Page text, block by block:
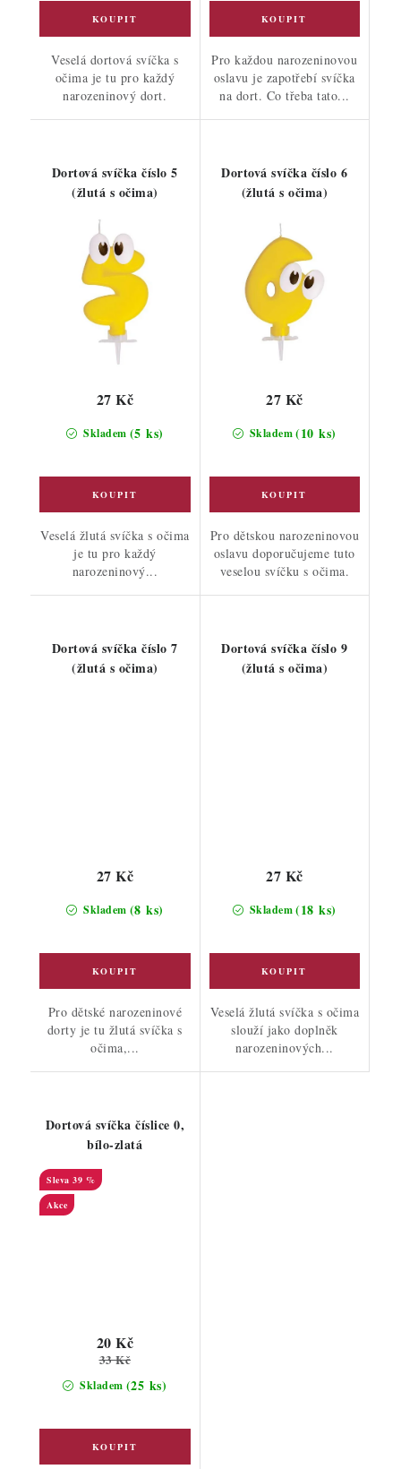
Veselá dortová svíčka s
očima je tu pro každý
narozeninový dort.
Pro každou narozeninovou
oslavu je zapotřebí svíčka
na dort. Co třeba tato...
Dortová svíčka číslo 5
(žlutá s očima)
Skladem (5 ks)
27 Kč
Veselá žlutá svíčka s očima
je tu pro každý
narozeninový...
Dortová svíčka číslo 6
(žlutá s očima)
Skladem(10 ks)
27 Kč
Pro dětskou narozeninovou
oslavu doporučujeme tuto
veselou svíčku s očima.
Dortová svíčka číslo 7
(žlutá s očima)
Skladem (8 ks)
27 Kč
Pro dětské narozeninové
dorty je tu žlutá svíčka s
očima,...
Dortová svíčka číslo 9
(žlutá s očima)
Skladem(18 ks)
27 Kč
Veselá žlutá svíčka s očima
slouží jako doplněk
narozeninových...
Dortová svíčka číslice 0,
bílo-zlatá
39 %
Akce
Skladem (25 ks)
20 Kč
33 Kč